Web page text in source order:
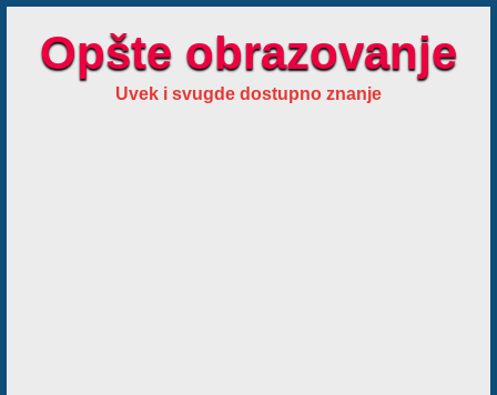
Opšte obrazovanje
Uvek i svugde dostupno znanje